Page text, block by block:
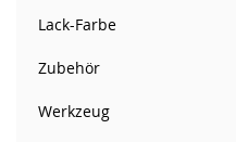
Lack-Farbe
Zubehör
Werkzeug